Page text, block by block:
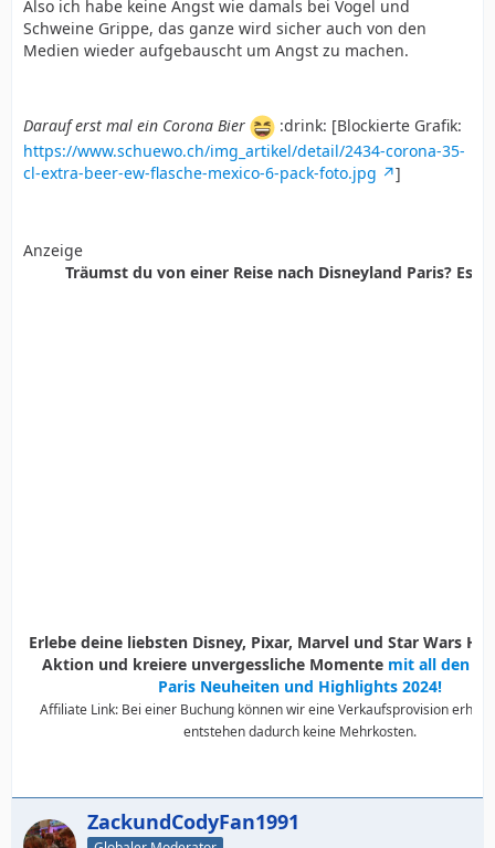
Also ich habe keine Angst wie damals bei Vogel und
Schweine Grippe, das ganze wird sicher auch von den
Medien wieder aufgebauscht um Angst zu machen.
Darauf erst mal ein Corona Bier
:drink: [Blockierte Grafik:
https://www.schuewo.ch/img_artikel/detail/2434-corona-35-
cl-extra-beer-ew-flasche-mexico-6-pack-foto.jpg
]
Anzeige
Träumst du von einer Reise nach Disneyland Paris? Es
Erlebe deine liebsten Disney, Pixar, Marvel und Star Wars
Aktion und kreiere unvergessliche Momente mit all den
Paris Neuheiten und Highlights 2024!
Affiliate Link: Bei einer Buchung können wir eine Verkaufsprovision
entstehen dadurch keine Mehrkosten.
ZackundCodyFan1991